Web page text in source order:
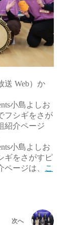
送 Web）か
小島よしお
フシギをさが
紹介ページ
小島よしお
ギをさがすピ
ージは、
こ
次へ